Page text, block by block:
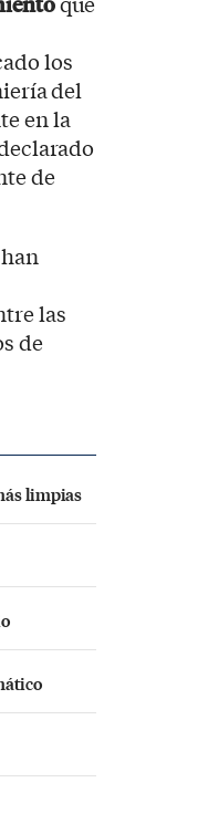
los
del
en la
de
las
de
limpias